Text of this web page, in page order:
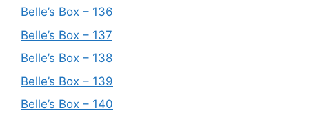
Belle’s Box – 136
Belle’s Box – 137
Belle’s Box – 138
Belle’s Box – 139
Belle’s Box – 140